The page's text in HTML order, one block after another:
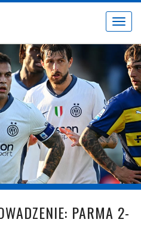
Toggle
PARMA 2-